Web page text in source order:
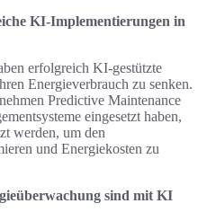
KI-Implementierungen in
erfolgreich KI-gestützte
Energieverbrauch zu senken.
Predictive Maintenance
eingesetzt haben,
werden, um den
und Energiekosten zu
sind mit KI